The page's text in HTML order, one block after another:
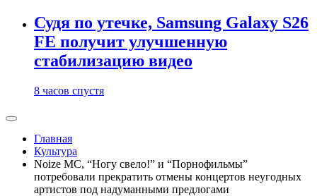
Судя по утечке, Samsung Galaxy S26
FE получит улучшенную
стабилизацию видео
8 часов спустя
Главная
Культура
Noize MC, “Ногу свело!” и “Порнофильмы”
потребовали прекратить отмены концертов неугодных
артистов под надуманными предлогами